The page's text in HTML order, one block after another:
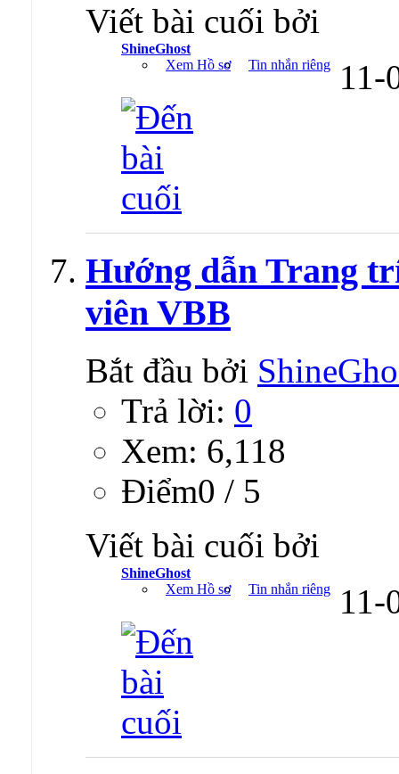
Viết bài cuối bởi
ShineGhost
Xem Hồ sơ
Tin nhắn riêng 11-
Hướng dẫn Trang
viên VBB
Bắt đầu bởi
Trả lời: 0
Xem: 6,118
Ðiểm0 / 5
Viết bài cuối bởi
ShineGhost
Xem Hồ sơ
Tin nhắn riêng 11-